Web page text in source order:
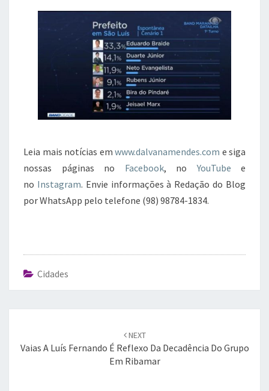
Leia mais notícias em www.dalvanamendes.com e siga
nossas páginas no Facebook, noYouTube e
no Instagram. Envie informações à Redação do Blog
por WhatsApp pelo telefone (98) 98784-1834.
Cidades
NEXT
Vaias A Luís Fernando É Reflexo Da Decadência Do Grupo
Em Ribamar